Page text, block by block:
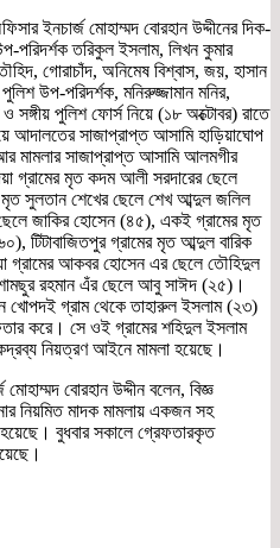
ইনচার্জ মোহাম্মদ বোরহান উদ্দীনের দিক-
পরিদর্শক তরিকুল ইসলাম, লিখন কুমার
গোরাচাঁদ, অনিমেষ বিশ্বাস, জয়, হাসান
উপ-পরিদর্শক, মনিরুজ্জামান মনির,
পুলিশ ফোর্স নিয়ে (১৮ অক্টোবর) রাতে
আদালতের সাজাপ্রাপ্ত আসামি হাড়িয়াঘোপ
মামলার সাজাপ্রাপ্ত আসামি আলমগীর
গ্রামের মৃত কদম আলী সরদারের ছেলে
সুলতান শেখের ছেলে শেখ আব্দুল জলিল
জাকির হোসেন (৪৫), একই গ্রামের মৃত
টিটাবাজিতপুর গ্রামের মৃত আব্দুল বারিক
গ্রামের আকবর হোসেন এর ছেলে তৌহিদুল
রহমান এঁর ছেলে আবু সাঈদ (২৫)।
খোপদই গ্রাম থেকে তাহারুল ইসলাম (২৩)
করে। সে ওই গ্রামের শহিদুল ইসলাম
নিয়ত্রণ আইনে মামলা হয়েছে।
বোরহান উদ্দীন বলেন, বিজ্ঞ
নিয়মিত মাদক মামলায় একজন সহ
বুধবার সকালে গ্রেফতারকৃত